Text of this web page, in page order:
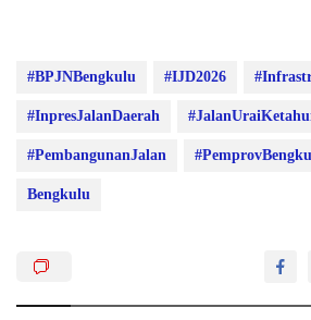
#BPJNBengkulu #IJD2026
#InpresJalanDaerah
#PembangunanJalan
Bengkulu